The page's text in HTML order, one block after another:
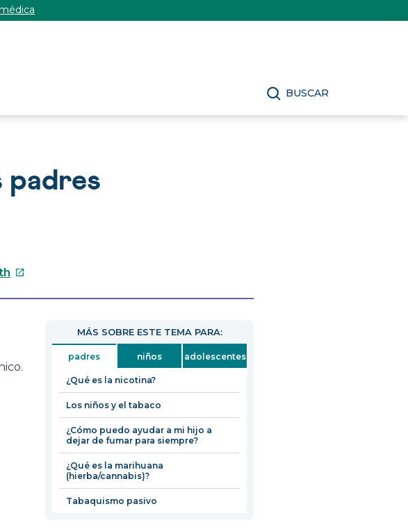
BUSCAR
padres
Este
nueva
MÁS SOBRE ESTE TEMA PARA:
padres niños adolescentes
¿Qué es la nicotina?
Los niños y el tabaco
¿Cómo puedo ayudar a mi hijo a
dejar de fumar para siempre?
¿Qué es la marihuana
(hierba/cannabis)?
Tabaquismo pasivo